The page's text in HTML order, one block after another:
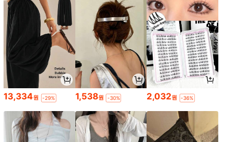
13,334원 -29% 1,538원 -30% 2,032원 -36%